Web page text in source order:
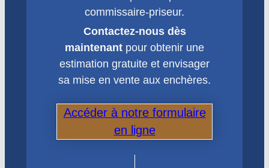
commissaire-priseur.
Contactez-nous dès
maintenant pour obtenir une
estimation gratuite et envisager
sa mise en vente aux enchères.
Accéder à notre formulaire
en ligne